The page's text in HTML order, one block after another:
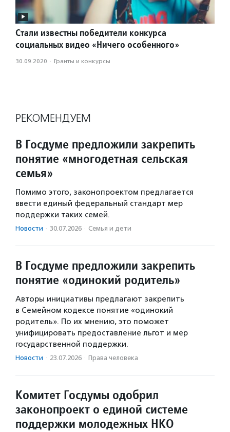
Стали известны победители конкурса
социальных видео «Ничего особенного»
30.09.2020 · Гранты и конкурсы
РЕКОМЕНДУЕМ
В Госдуме предложили закрепить
понятие «многодетная сельская
семья»
Помимо этого, законопроектом предлагается
ввести единый федеральный стандарт мер
поддержки таких семей.
Новости · 30.07.2026 · Семья и дети
В Госдуме предложили закрепить
понятие «одинокий родитель»
Авторы инициативы предлагают закрепить
в Семейном кодексе понятие «одинокий
родитель». По их мнению, это поможет
унифицировать предоставление льгот и мер
государственной поддержки.
Новости · 23.07.2026 · Права человека
Комитет Госдумы одобрил
законопроект о единой системе
поддержки молодежных НКО